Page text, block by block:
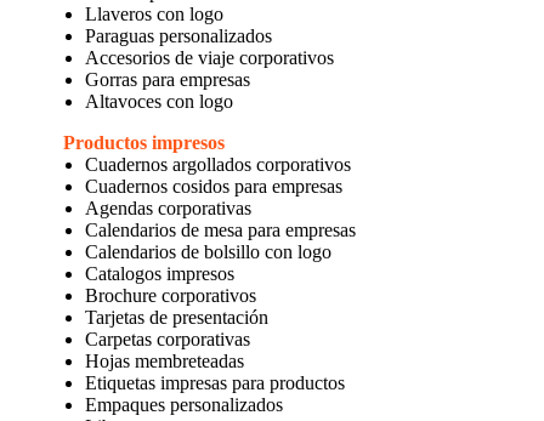
Llaveros con logo
Paraguas personalizados
Accesorios de viaje corporativos
Gorras para empresas
Altavoces con logo
Productos impresos
Cuadernos argollados corporativos
Cuadernos cosidos para empresas
Agendas corporativas
Calendarios de mesa para empresas
Calendarios de bolsillo con logo
Catalogos impresos
Brochure corporativos
Tarjetas de presentación
Carpetas corporativas
Hojas membreteadas
Etiquetas impresas para productos
Empaques personalizados